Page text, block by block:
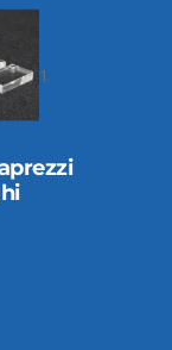
1